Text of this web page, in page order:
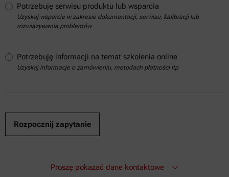
Potrzebuję serwisu produktu lub wsparcia
Uzyskaj wsparcie w zakresie dokumentacji, serwisu, kalibracji lub
rozwiązywania problemów
Potrzebuję informacji na temat szkolenia online
Uzyskaj informacje o zamówieniu, metodach płatności itp
Proszę pokazać dane kontaktowe